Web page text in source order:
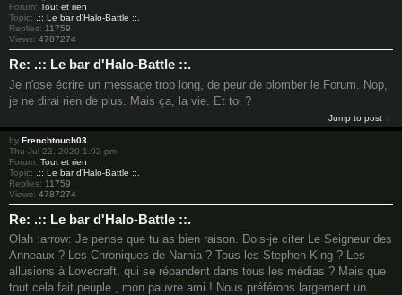
Forum: Tout et rien
Topic:
.:: Le bar d'Halo-Battle ::.
Replies: 11759
Views: 4787274
Re: .:: Le bar d'Halo-Battle ::.
Je n'ose écrire un message trop long, de peur de plomber le Forum. Nop,
je ne dirai rien de plus. Mais ça, la vie. Et toi ?
Jump to post
by Frenchtouch03
Thu Jul 23, 2020 1:02 pm
Forum: Tout et rien
Topic:
.:: Le bar d'Halo-Battle ::.
Replies: 11759
Views: 4787274
Re: .:: Le bar d'Halo-Battle ::.
Olah :arrow: Je pense que tu as bien raison. Dois-je citer Le Seigneur des
Anneaux ? Les Chroniques de Narnia ? Tous les Stephen King ? Les
allusions à Lovecraft, qui se répandent dans tous les médias ? Mais que
tout cela fait peuple , mon pauvre ami ! Nous préférons largement un